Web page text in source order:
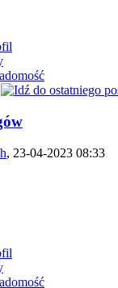
, 23-04-2023 08:33